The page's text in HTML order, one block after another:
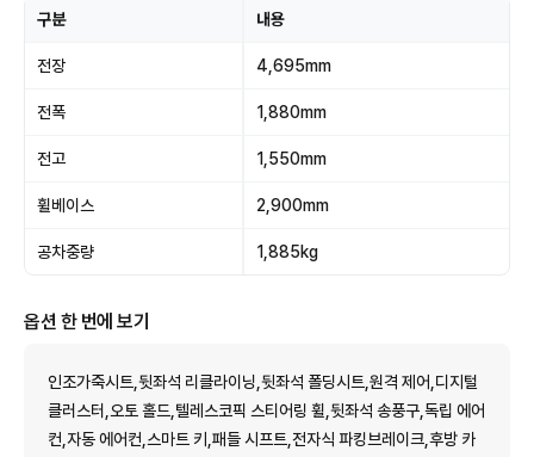
구분 내용
전장 4,695mm
전폭 1,880mm
전고 1,550mm
휠베이스 2,900mm
공차중량 1,885kg
옵션 한 번에 보기
인조가죽시트,뒷좌석 리클라이닝,뒷좌석 폴딩시트,원격 제어,디지털
클러스터,오토 홀드,텔레스코픽 스티어링 휠,뒷좌석 송풍구,독립 에어
컨,자동 에어컨,스마트 키,패들 시프트,전자식 파킹브레이크,후방 카